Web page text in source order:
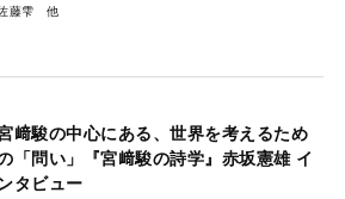
藤雫
﨑駿の中心にある、世界を考えるため
「問い」『宮﨑駿の詩学』赤坂憲雄 イ
タビュー